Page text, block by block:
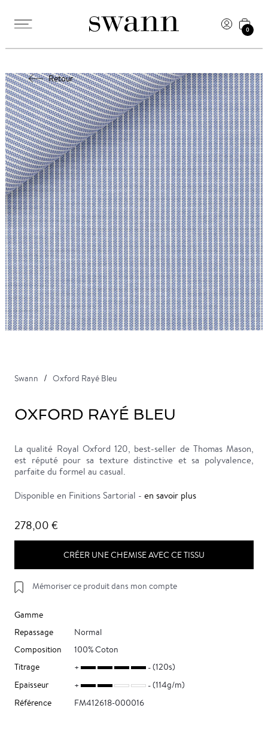
0
Retour
Swann Oxford Rayé Bleu
OXFORD RAYÉ BLEU
La qualité Royal Oxford 120, best-seller de Thomas Mason,
est réputé pour sa texture distinctive et sa polyvalence,
parfaite du formel au casual.
Disponible en Finitions Sartorial - en savoir plus
278,00 €
CRÉER UNE CHEMISE AVEC CE TISSU
Mémoriser ce produit dans mon compte
Gamme
Repassage
Normal
Composition
100% Coton
Titrage
(120s)
Epaisseur
(114g/m)
Référence
FM412618-000016